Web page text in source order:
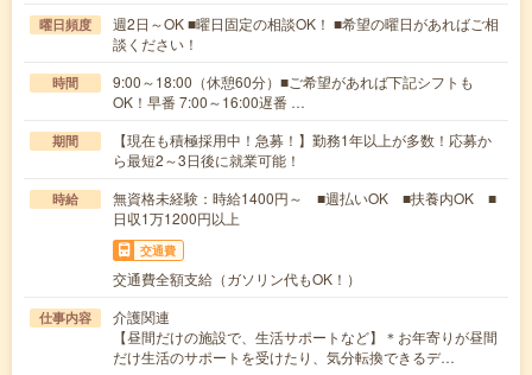
曜日頻度
週2日～OK ■曜日固定の相談OK！ ■希望の曜日があればご相
談ください！
時間
9:00～18:00（休憩60分）■ご希望があれば下記シフトも
OK！早番 7:00～16:00遅番 …
期間
【現在も積極採用中！急募！】勤務1年以上が多数！応募か
ら最短2～3日後に就業可能！
時給
無資格未経験：時給1400円～ ■週払いOK ■扶養内OK ■
日収1万1200円以上
交通費
交通費全額支給（ガソリン代もOK！）
仕事内容
介護関連
【昼間だけの施設で、生活サポートなど】＊お年寄りが昼間
だけ生活のサポートを受けたり、気分転換できるデ…